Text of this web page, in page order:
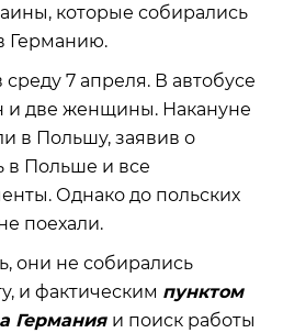
которые собирались
Германию.
среду 7 апреля. В автобусе
и две женщины. Накануне
в Польшу, заявив о
в Польше и все
Однако до польских
поехали.
они не собирались
и фактическим пунктом
Германия и поиск работы